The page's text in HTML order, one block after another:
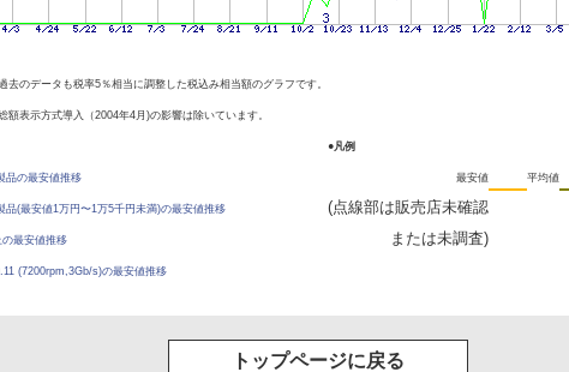
去のデータも税率5％相当に調整した税込み相当額のグラフです。
額表示方式導入（2004年4月)の影響は除いています。
品の最安値推移
品(最安値1万円〜1万5千円未満)の最安値推移
最安値推移
(7200rpm,3Gb/s)の最安値推移
●凡例
最安値
(点線部は販売店未確認
または未調査)
平均値
トップページに戻る